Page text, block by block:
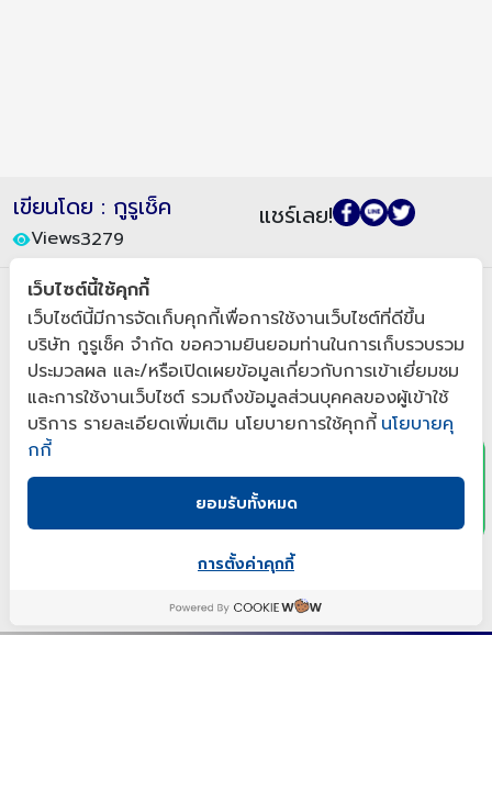
x
เขียนโดย : กูรูเช็ค
Views3279
แชร์เลย!
ความรู้ที่เกี่ยวข้อง
(กูรูเช็ค)รวม10 โรงงานผลิตอาหารเสริมกลูต้า ที่ได้
(กูรูเช็ค)
ในไทย ปี
2024-01-24
รวม 10 โร
เว็บไซต์นี้ใช้คุกกี้
เว็บไซต์นี้มีการจัดเก็บคุกกี้เพื่อการใช้งานเว็บไซต์ที่ดีขึ้น
บริษัท กูรูเช็ค จำกัด ขอความยินยอมท่านในการเก็บรวบรวม
ประมวลผล และ/หรือเปิดเผยข้อมูลเกี่ยวกับการเข้าเยี่ยมชม
และการใช้งานเว็บไซต์ รวมถึงข้อมูลส่วนบุคคลของผู้เข้าใช้
บริการ รายละเอียดเพิ่มเติม นโยบายการใช้คุกกี้ นโยบายคุ
กกี้
ยอมรับทั้งหมด
การตั้งค่าคุกกี้